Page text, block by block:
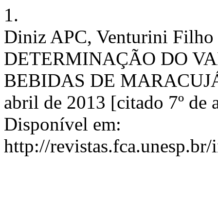
1.
Diniz APC, Venturini
DETERMINAÇÃO DO
BEBIDAS DE
abril de 2013 [citado 7º de
Disponível em:
http://